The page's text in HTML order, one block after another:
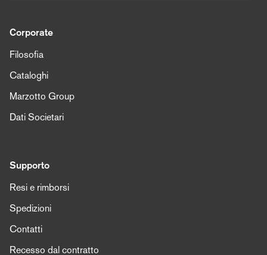
Corporate
Filosofia
Cataloghi
Marzotto Group
Dati Societari
Supporto
Resi e rimborsi
Spedizioni
Contatti
Recesso dal contratto